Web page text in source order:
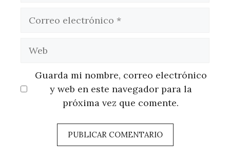
Guarda mi nombre, correo electrónico
y web en este navegador para la
próxima vez que comente.